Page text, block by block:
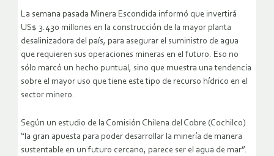
La semana pasada Minera Escondida informó que invertirá
US$ 3.430 millones en la construcción de la mayor planta
desalinizadora del país, para asegurar el suministro de agua
que requieren sus operaciones mineras en el futuro. Eso no
sólo marcó un hecho puntual, sino que muestra una tendencia
sobre el mayor uso que tiene este tipo de recurso hídrico en el
sector minero.
Según un estudio de la Comisión Chilena del Cobre (Cochilco)
“la gran apuesta para poder desarrollar la minería de manera
sustentable en un futuro cercano, parece ser el agua de mar”.